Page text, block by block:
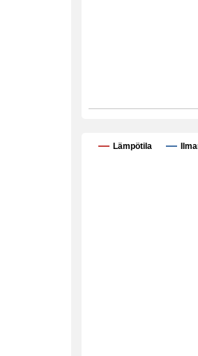
Lämpötila